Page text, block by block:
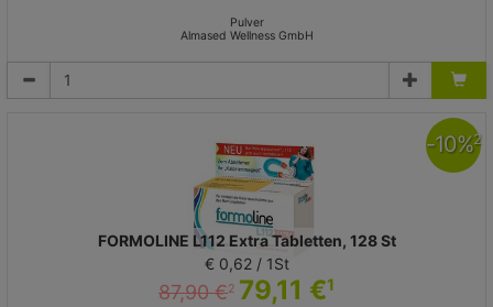
Pulver
Almased Wellness GmbH
FORMOLINE L112 Extra Tabletten, 128 St
€ 0,62 / 1St
87,90 €2 79,11 €1
-10%2